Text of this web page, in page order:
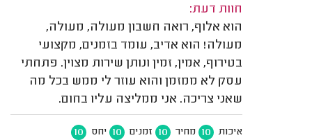
חוות דעת:
הוא אלוף, רואה חשבון מעולה, מעולה,
מעולה! הוא אדיב, עומד בזמנים, מקצועי
בטירוף, אמין, זמין ונותן שירות מצוין. פתחתי
עסק לא ממזמן והוא עוזר לי ממש בכל מה
שאני צריכה. אני ממליצה עליו בחום.
איכות 10 מחיר 10 זמנים 10 יחס 10